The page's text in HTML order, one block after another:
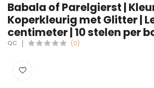
Babala of Parelgierst |
Koperkleurig met Glitter |
centimeter | 10 stelen per
QC (0)